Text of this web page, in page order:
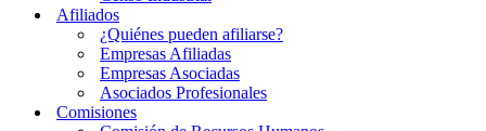
Afiliados
¿Quiénes pueden afiliarse?
Empresas Afiliadas
Empresas Asociadas
Asociados Profesionales
Comisiones